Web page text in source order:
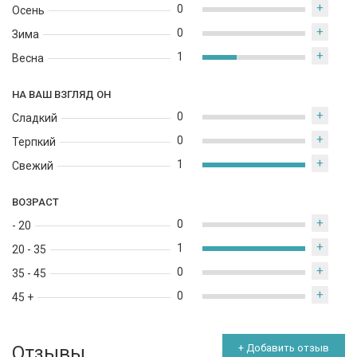
Осень
Зима
Весна
0 +
0 +
1 +
НА ВАШ ВЗГЛЯД ОН
Сладкий
Терпкий
Свежий
0 +
0 +
1 +
ВОЗРАСТ
- 20
20 - 35
35 - 45
45 +
0 +
1 +
0 +
0 +
+ Добавить отзыв